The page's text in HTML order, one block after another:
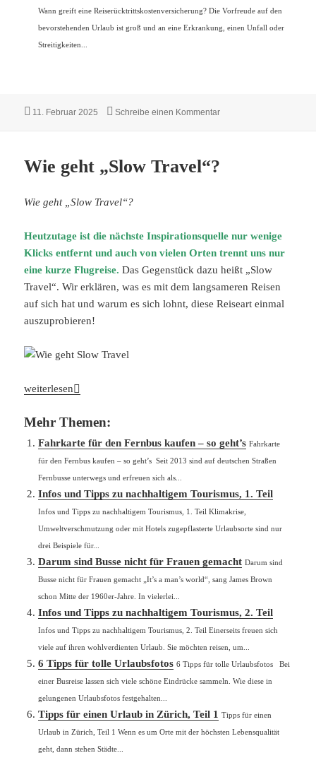
Wann greift eine Reiserücktrittskostenversicherung? Die Vorfreude auf den
bevorstehenden Urlaub ist groß und an eine Erkrankung, einen Unfall oder
Streitigkeiten...
Veröffentlicht
11. Februar 2025 Schreibe einen Kommentarzu Was genau ist eine
Wie geht „Slow Travel“?
Wie geht „Slow Travel“?
Heutzutage ist die nächste Inspirationsquelle nur wenige
Klicks entfernt und auch von vielen Orten trennt uns nur
eine kurze Flugreise. Das Gegenstück dazu heißt „Slow
Travel“. Wir erklären, was es mit dem langsameren Reisen
auf sich hat und warum es sich lohnt, diese Reiseart einmal
auszuprobieren!
Wie geht „Slow Travel“?
weiterlesen
Mehr Themen:
Fahrkarte für den Fernbus kaufen – so geht’s Fahrkarte
für den Fernbus kaufen – so geht’s Seit 2013 sind auf deutschen Straßen
Fernbusse unterwegs und erfreuen sich als...
Infos und Tipps zu nachhaltigem Tourismus, 1. Teil
Infos und Tipps zu nachhaltigem Tourismus, 1. Teil Klimakrise,
Umweltverschmutzung oder mit Hotels zugepflasterte Urlaubsorte sind nur
drei Beispiele für...
Darum sind Busse nicht für Frauen gemacht Darum sind
Busse nicht für Frauen gemacht „It’s a man’s world“, sang James Brown
schon Mitte der 1960er-Jahre. In vielerlei...
Infos und Tipps zu nachhaltigem Tourismus, 2. Teil
Infos und Tipps zu nachhaltigem Tourismus, 2. Teil Einerseits freuen sich
viele auf ihren wohlverdienten Urlaub. Sie möchten reisen, um...
6 Tipps für tolle Urlaubsfotos 6 Tipps für tolle Urlaubsfotos Bei
einer Busreise lassen sich viele schöne Eindrücke sammeln. Wie diese in
gelungenen Urlaubsfotos festgehalten...
Tipps für einen Urlaub in Zürich, Teil 1
Tipps für einen
Urlaub in Zürich, Teil 1 Wenn es um Orte mit der höchsten Lebensqualität
geht, dann stehen Städte...